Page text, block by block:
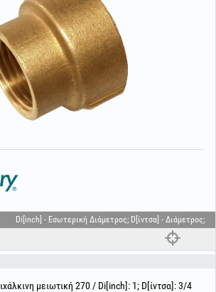
Di[inch] - Εσωτερική Διάμετρος; D[ίντσα] - Διάμετρος;
μειωτική 270 / Di[inch]: 1; D[ίντσα]: 3/4